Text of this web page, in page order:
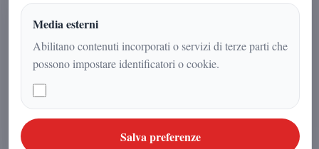
Ascolta o avvia la sintesi
Se l'articolo non ha un audio dedicato puoi avviare la
lettura sintetica dal browser.
Sintesi vocale browser
La sintesi vocale non e' supportata da questo
Media esterni
Abilitano contenuti incorporati o servizi di terze parti che
possono impostare identificatori o cookie.
Salva preferenze